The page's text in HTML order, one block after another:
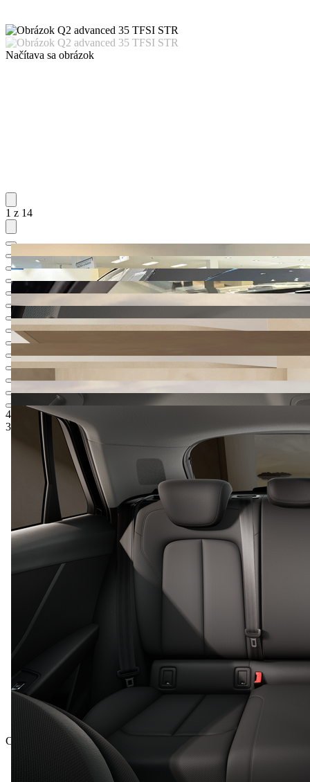
Načítava sa obrázok
1 z 14
47.023,99 €1Odporúčaná maloobchodná cena
36.900,-‍ €
Celková cena vrátane DPH